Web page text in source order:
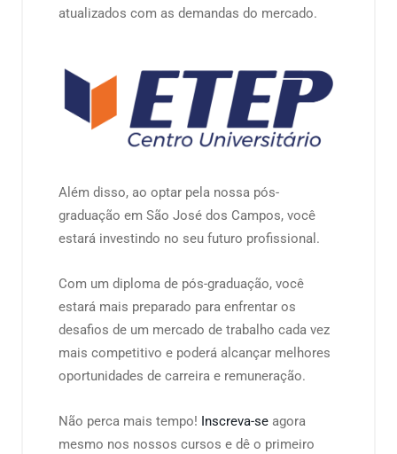
atualizados com as demandas do mercado.
Além disso, ao optar pela nossa pós-
graduação em São José dos Campos, você
estará investindo no seu futuro profissional.
Com um diploma de pós-graduação, você
estará mais preparado para enfrentar os
desafios de um mercado de trabalho cada vez
mais competitivo e poderá alcançar melhores
oportunidades de carreira e remuneração.
Não perca mais tempo! Inscreva-se agora
mesmo nos nossos cursos e dê o primeiro